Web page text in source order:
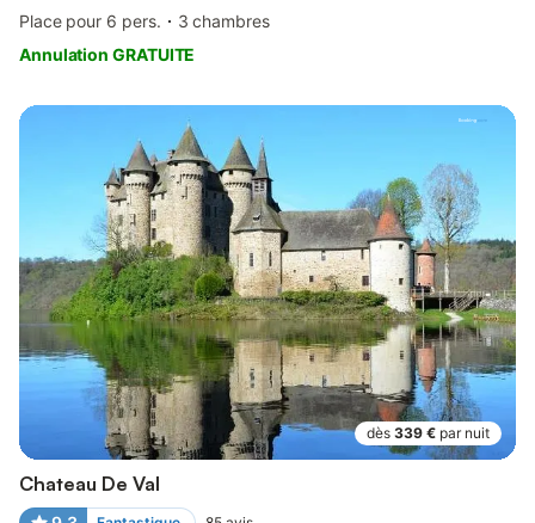
Place pour 6 pers.
3 chambres
Annulation GRATUITE
dès 339 € par nuit
Chateau De Val